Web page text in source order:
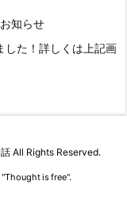
知らせ
した！詳しくは上記画
All Rights Reserved.
"Thought is free".